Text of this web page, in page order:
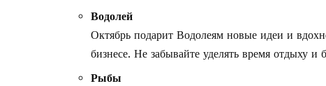
Водолей
Октябрь подарит Водолеям новые идеи и
бизнесе. Не забывайте уделять время отдыху и
Рыбы